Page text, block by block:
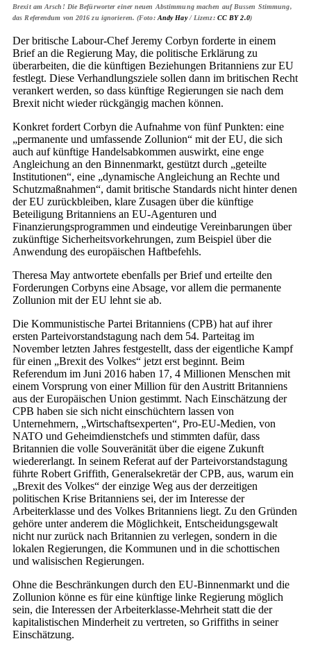
Brexit am Arsch! Die Befürworter einer neuen Abstimmung machen auf Bussen Stimmung,
das Referendum von 2016 zu ignorieren. (Foto: Andy Hay/ Lizenz: CC BY 2.0)
Der britische Labour-Chef Jeremy Corbyn forderte in einem
Brief an die Regierung May, die politische Erklärung zu
überarbeiten, die die künftigen Beziehungen Britanniens zur EU
festlegt. Diese Verhandlungsziele sollen dann im britischen Recht
verankert werden, so dass künftige Regierungen sie nach dem
Brexit nicht wieder rückgängig machen können.
Konkret fordert Corbyn die Aufnahme von fünf Punkten: eine
„permanente und umfassende Zollunion“ mit der EU, die sich
auch auf künftige Handelsabkommen auswirkt, eine enge
Angleichung an den Binnenmarkt, gestützt durch „geteilte
Institutionen“, eine „dynamische Angleichung an Rechte und
Schutzmaßnahmen“, damit britische Standards nicht hinter denen
der EU zurückbleiben, klare Zusagen über die künftige
Beteiligung Britanniens an EU-Agenturen und
Finanzierungsprogrammen und eindeutige Vereinbarungen über
zukünftige Sicherheitsvorkehrungen, zum Beispiel über die
Anwendung des europäischen Haftbefehls.
Theresa May antwortete ebenfalls per Brief und erteilte den
Forderungen Corbyns eine Absage, vor allem die permanente
Zollunion mit der EU lehnt sie ab.
Die Kommunistische Partei Britanniens (CPB) hat auf ihrer
ersten Parteivorstandstagung nach dem 54. Parteitag im
November letzten Jahres festgestellt, dass der eigentliche Kampf
für einen „Brexit des Volkes“ jetzt erst beginnt. Beim
Referendum im Juni 2016 haben 17, 4 Millionen Menschen mit
einem Vorsprung von einer Million für den Austritt Britanniens
aus der Europäischen Union gestimmt. Nach Einschätzung der
CPB haben sie sich nicht einschüchtern lassen von
Unternehmern, „Wirtschaftsexperten“, Pro-EU-Medien, von
NATO und Geheimdienstchefs und stimmten dafür, dass
Britannien die volle Souveränität über die eigene Zukunft
wiedererlangt. In seinem Referat auf der Parteivorstandstagung
führte Robert Griffith, Generalsekretär der CPB, aus, warum ein
„Brexit des Volkes“ der einzige Weg aus der derzeitigen
politischen Krise Britanniens sei, der im Interesse der
Arbeiterklasse und des Volkes Britanniens liegt. Zu den Gründen
gehöre unter anderem die Möglichkeit, Entscheidungsgewalt
nicht nur zurück nach Britannien zu verlegen, sondern in die
lokalen Regierungen, die Kommunen und in die schottischen
und walisischen Regierungen.
Ohne die Beschränkungen durch den EU-Binnenmarkt und die
Zollunion könne es für eine künftige linke Regierung möglich
sein, die Interessen der Arbeiterklasse-Mehrheit statt die der
kapitalistischen Minderheit zu vertreten, so Griffiths in seiner
Einschätzung.